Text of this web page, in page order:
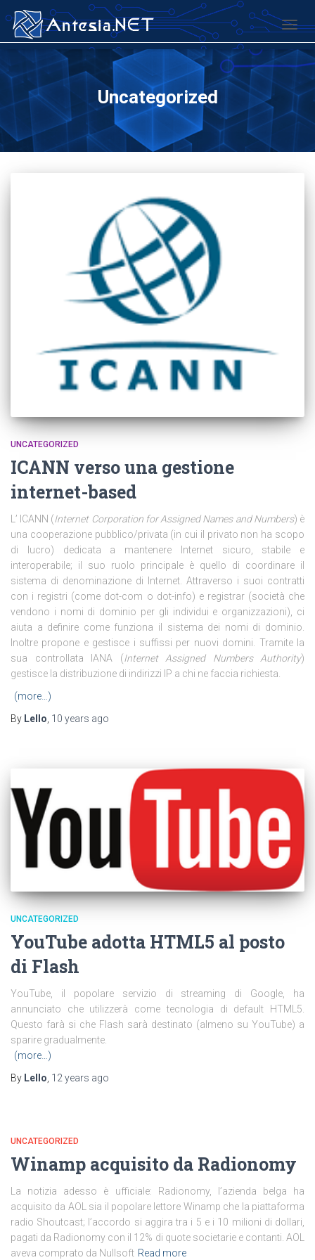
Uncategorized
UNCATEGORIZED
ICANN verso una gestione
internet-based
L’ ICANN (Internet Corporation for Assigned Names and Numbers) è
una cooperazione pubblico/privata (in cui il privato non ha scopo
di lucro) dedicata a mantenere Internet sicuro, stabile e
interoperabile; il suo ruolo principale è quello di coordinare il
sistema di denominazione di Internet. Attraverso i suoi contratti
con i registri (come dot-com o dot-info) e registrar (società che
vendono i nomi di dominio per gli individui e organizzazioni), ci
aiuta a definire come funziona il sistema dei nomi di dominio.
Inoltre propone e gestisce i suffissi per nuovi domini. Tramite la
sua controllata IANA (Internet Assigned Numbers Authority)
gestisce la distribuzione di indirizzi IP a chi ne faccia richiesta.
(more…)
By Lello, 10 years ago
UNCATEGORIZED
YouTube adotta HTML5 al posto
di Flash
YouTube, il popolare servizio di streaming di Google, ha
annunciato che utilizzerà come tecnologia di default HTML5.
Questo farà si che Flash sarà destinato (almeno su YouTube) a
sparire gradualmente.
(more…)
By Lello 12 years ago
UNCATEGORIZED
Winamp acquisito da Radionomy
La notizia adesso è ufficiale: Radionomy, l’azienda belga ha
acquisito da AOL sia il popolare lettore Winamp che la piattaforma
radio Shoutcast; l’accordo si aggira tra i 5 e i 10 milioni di dollari,
pagati da Radionomy con il 12% di quote societarie e contanti. AOL
aveva comprato da Nullsoft Read more